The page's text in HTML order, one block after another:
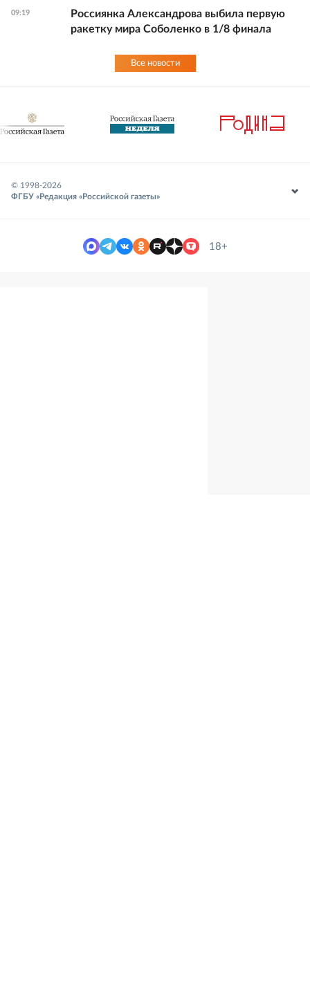
09:19
Россиянка Александрова выбила первую
ракетку мира Соболенко в 1/8 финала
Все новости
© 1998-2026
ФГБУ «Редакция «Российской газеты»
18+